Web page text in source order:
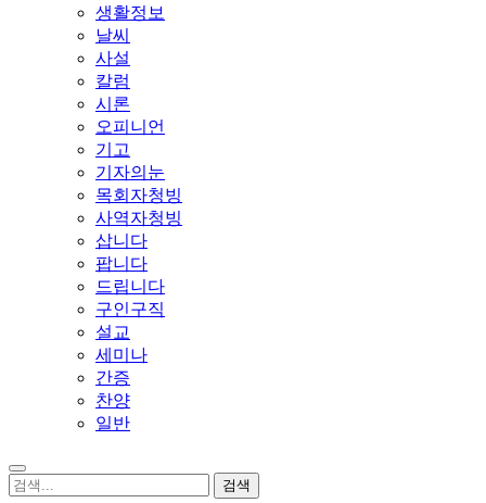
생활정보
날씨
사설
칼럼
시론
오피니언
기고
기자의눈
목회자청빙
사역자청빙
삽니다
팝니다
드립니다
구인구직
설교
세미나
간증
찬양
일반